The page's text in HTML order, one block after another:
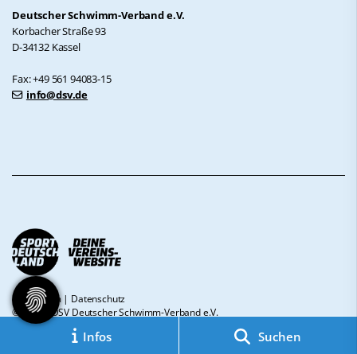
Infos Suchen
Deutscher Schwimm-Verband e.V.
Korbacher Straße 93
D-34132 Kassel
Fax: +49 561 94083-15
info@dsv.de
Impressum| Datenschutz
© 2026 - DSV Deutscher Schwimm-Verband e.V.
Diese Website ist gefördert durch das Projekt
„Sportdeutschland – Deine